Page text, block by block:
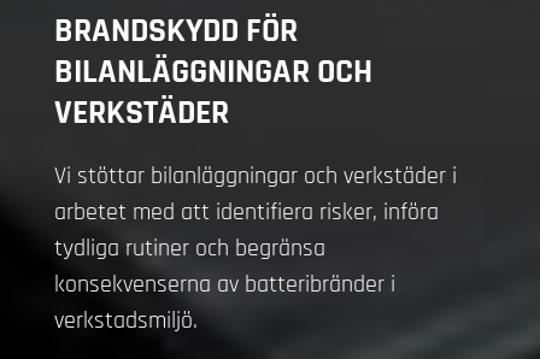
BRANDSKYDD FÖR
BILANLÄGGNINGAR OCH
VERKSTÄDER
Vi stöttar bilanläggningar och verkstäder i
arbetet med att identifiera risker, införa
tydliga rutiner och begränsa
konsekvenserna av batteribränder i
verkstadsmiljö.